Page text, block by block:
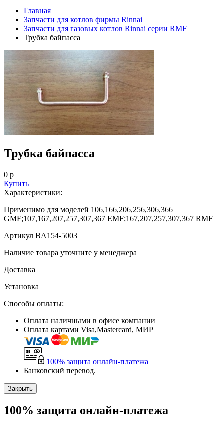
Главная
Запчасти для котлов фирмы Rinnai
Запчасти для газовых котлов Rinnai серии RMF
Трубка байпасса
Трубка байпасса
0 р
Купить
Характеристики:
Применимо для моделей 106,166,206,256,306,366
GMF;107,167,207,257,307,367 EMF;167,207,257,307,367 RMF
Артикул BA154-5003
Наличие товара уточните у менеджера
Доставка
Установка
Способы оплаты:
Оплата наличными в офисе компании
Оплата картами Visa,Mastercard, МИР
100% защита онлайн-платежа
Банковский перевод.
Закрыть
100% защита онлайн-платежа